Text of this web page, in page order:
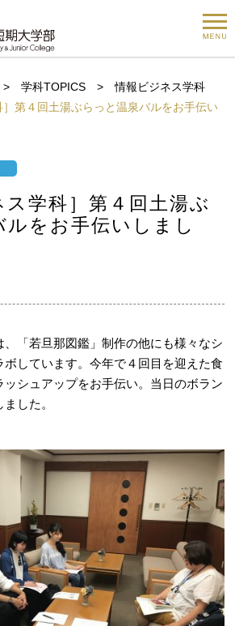
学科TOPICS >情報ビジネス学科
］第４回土湯ぶらっと温泉バルをお手伝い
ス学科］第４回土湯ぶ
ルをお手伝いしまし
「若旦那図鑑」制作の他にも様々なシ
しています。今年で４回目を迎えた食
シュアップをお手伝い。当日のボラン
した。